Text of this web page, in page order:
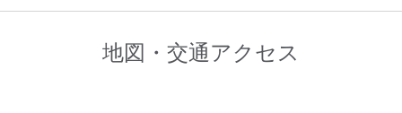
地図・交通アクセス